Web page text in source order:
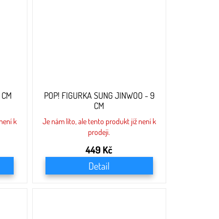
k
POP! FIGURKA SUNG JINWOO - 9
CM
Je nám líto, ale tento produkt již není k
prodeji.
449 Kč
Detail